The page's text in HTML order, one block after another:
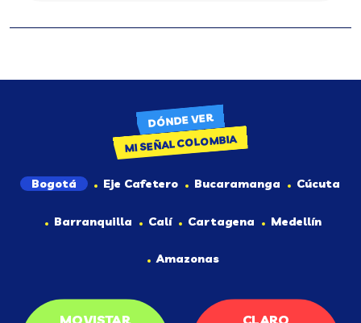
DÓNDE VER
MI SEÑAL COLOMBIA
Bogotá Eje Cafetero Bucaramanga Cúcuta
Barranquilla Calí Cartagena Medellín
Amazonas